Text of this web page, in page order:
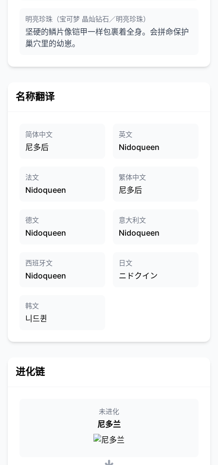
明亮珍珠（宝可梦 晶灿钻石／明亮珍珠）
坚硬的鳞片像铠甲一样包裹着全身。会拼命保护
巢穴里的幼崽。
名称翻译
简体中文
尼多后
英文
Nidoqueen
法文
Nidoqueen
繁体中文
尼多后
德文
Nidoqueen
意大利文
Nidoqueen
西班牙文
Nidoqueen
日文
ニドクイン
韩文
니드퀸
进化链
未进化
尼多兰